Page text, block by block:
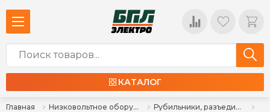
КАТАЛОГ
Главная Низковольтное оборудование
Рубильники, разъединители, расцепители